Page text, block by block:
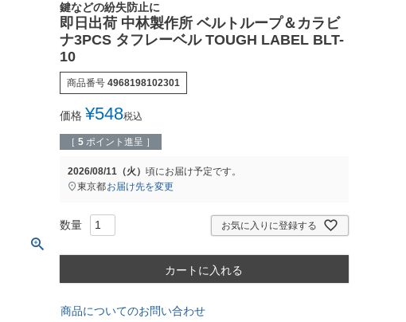
鍵などの紛失防止に
即日出荷 中林製作所 ベルトループ＆カラビ
ナ3PCS タフレーベル TOUGH LABEL BLT-
10
商品番号 4968198102301
価格 ¥548税込
［ 5 ポイント進呈 ］
2026/08/11（火） 頃にお届け予定です。
東京都お届け先を変更
お気に入りに登録する
カートに入れる
商品についてのお問い合わせ